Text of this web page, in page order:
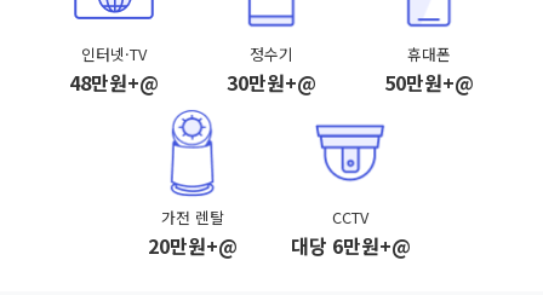
인터넷·TV
48만원+@
정수기
30만원+@
휴대폰
50만원+@
가전 렌탈
20만원+@
CCTV
대당 6만원+@